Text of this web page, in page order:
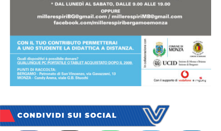
CONDIVIDI SUI SOCIAL